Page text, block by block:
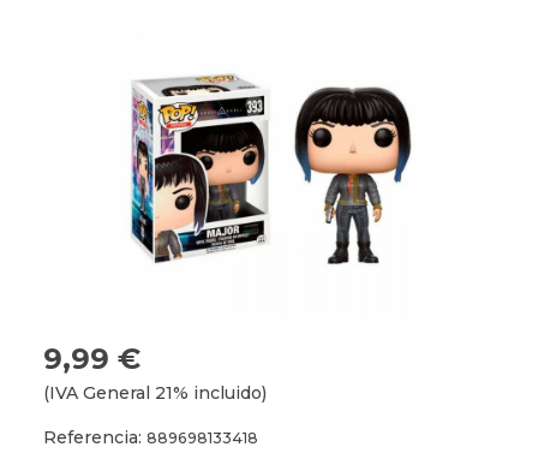
9,99 €
(IVA General 21% incluido)
Referencia: 889698133418